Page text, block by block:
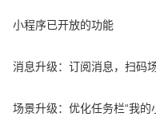
小程序已开放的功能
消息升级：订阅消息，扫码
场景升级：优化任务栏“我的